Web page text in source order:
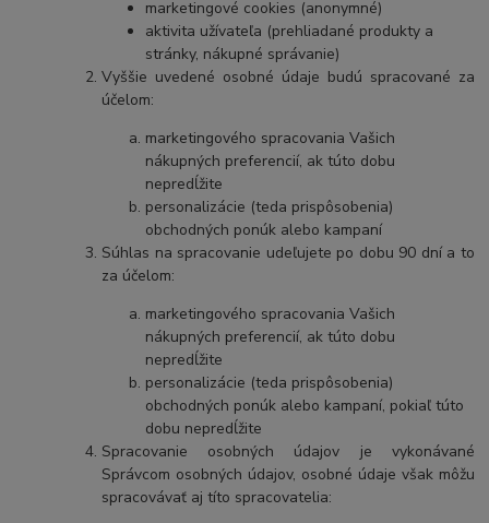
marketingové cookies (anonymné)
aktivita užívateľa (prehliadané produkty a
stránky, nákupné správanie)
Vyššie uvedené osobné údaje budú spracované za
účelom:
marketingového spracovania Vašich
nákupných preferencií, ak túto dobu
nepredĺžite
personalizácie (teda prispôsobenia)
obchodných ponúk alebo kampaní
Súhlas na spracovanie udeľujete po dobu 90 dní a to
za účelom:
marketingového spracovania Vašich
nákupných preferencií, ak túto dobu
nepredĺžite
personalizácie (teda prispôsobenia)
obchodných ponúk alebo kampaní, pokiaľ túto
dobu nepredĺžite
Spracovanie osobných údajov je vykonávané
Správcom osobných údajov, osobné údaje však môžu
spracovávať aj títo spracovatelia: